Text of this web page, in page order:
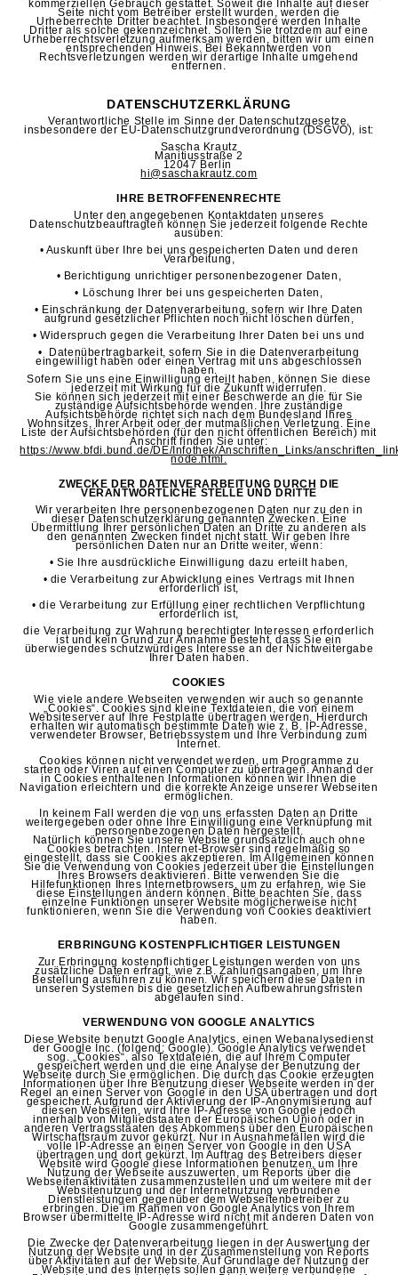
kommerziellen Gebrauch gestattet. Soweit die Inhalte auf dieser
Seite nicht vom Betreiber erstellt wurden, werden die
Urheberrechte Dritter beachtet. Insbesondere werden Inhalte
Dritter als solche gekennzeichnet. Sollten Sie trotzdem auf eine
Urheberrechtsverletzung aufmerksam werden, bitten wir um einen
entsprechenden Hinweis. Bei Bekanntwerden von
Rechtsverletzungen werden wir derartige Inhalte umgehend
entfernen.
DATENSCHUTZERKLÄRUNG
Verantwortliche Stelle im Sinne der Datenschutzgesetze,
insbesondere der EU-Datenschutzgrundverordnung (DSGVO), ist:
Sascha Krautz
Manitiusstraße 2
12047 Berlin
hi@saschakrautz.com
IHRE BETROFFENENRECHTE
Unter den angegebenen Kontaktdaten unseres
Datenschutzbeauftragten können Sie jederzeit folgende Rechte
ausüben:
• Auskunft über Ihre bei uns gespeicherten Daten und deren
Verarbeitung,
• Berichtigung unrichtiger personenbezogener Daten,
• Löschung Ihrer bei uns gespeicherten Daten,
• Einschränkung der Datenverarbeitung, sofern wir Ihre Daten
aufgrund gesetzlicher Pflichten noch nicht löschen dürfen,
• Widerspruch gegen die Verarbeitung Ihrer Daten bei uns und
• Datenübertragbarkeit, sofern Sie in die Datenverarbeitung
eingewilligt haben oder einen Vertrag mit uns abgeschlossen
haben.
Sofern Sie uns eine Einwilligung erteilt haben, können Sie diese
jederzeit mit Wirkung für die Zukunft widerrufen.
Sie können sich jederzeit mit einer Beschwerde an die für Sie
zuständige Aufsichtsbehörde wenden. Ihre zuständige
Aufsichtsbehörde richtet sich nach dem Bundesland Ihres
Wohnsitzes, Ihrer Arbeit oder der mutmaßlichen Verletzung. Eine
Liste der Aufsichtsbehörden (für den nicht öffentlichen Bereich) mit
Anschrift finden Sie unter:
https://www.bfdi.bund.de/DE/Infothek/Anschriften_Links/
node.html.
ZWECKE DER DATENVERARBEITUNG DURCH DIE
VERANTWORTLICHE STELLE UND DRITTE
Wir verarbeiten Ihre personenbezogenen Daten nur zu den in
dieser Datenschutzerklärung genannten Zwecken. Eine
Übermittlung Ihrer persönlichen Daten an Dritte zu anderen als
den genannten Zwecken findet nicht statt. Wir geben Ihre
persönlichen Daten nur an Dritte weiter, wenn:
• Sie Ihre ausdrückliche Einwilligung dazu erteilt haben,
• die Verarbeitung zur Abwicklung eines Vertrags mit Ihnen
erforderlich ist,
• die Verarbeitung zur Erfüllung einer rechtlichen Verpflichtung
erforderlich ist,
die Verarbeitung zur Wahrung berechtigter Interessen erforderlich
ist und kein Grund zur Annahme besteht, dass Sie ein
überwiegendes schutzwürdiges Interesse an der Nichtweitergabe
Ihrer Daten haben.
COOKIES
Wie viele andere Webseiten verwenden wir auch so genannte
„Cookies“. Cookies sind kleine Textdateien, die von einem
Websiteserver auf Ihre Festplatte übertragen werden. Hierdurch
erhalten wir automatisch bestimmte Daten wie z. B. IP-Adresse,
verwendeter Browser, Betriebssystem und Ihre Verbindung zum
Internet.
Cookies können nicht verwendet werden, um Programme zu
starten oder Viren auf einen Computer zu übertragen. Anhand der
in Cookies enthaltenen Informationen können wir Ihnen die
Navigation erleichtern und die korrekte Anzeige unserer Webseiten
ermöglichen.
In keinem Fall werden die von uns erfassten Daten an Dritte
weitergegeben oder ohne Ihre Einwilligung eine Verknüpfung mit
personenbezogenen Daten hergestellt.
Natürlich können Sie unsere Website grundsätzlich auch ohne
Cookies betrachten. Internet-Browser sind regelmäßig so
eingestellt, dass sie Cookies akzeptieren. Im Allgemeinen können
Sie die Verwendung von Cookies jederzeit über die Einstellungen
Ihres Browsers deaktivieren. Bitte verwenden Sie die
Hilfefunktionen Ihres Internetbrowsers, um zu erfahren, wie Sie
diese Einstellungen ändern können. Bitte beachten Sie, dass
einzelne Funktionen unserer Website möglicherweise nicht
funktionieren, wenn Sie die Verwendung von Cookies deaktiviert
haben.
ERBRINGUNG KOSTENPFLICHTIGER LEISTUNGEN
Zur Erbringung kostenpflichtiger Leistungen werden von uns
zusätzliche Daten erfragt, wie z.B. Zahlungsangaben, um Ihre
Bestellung ausführen zu können. Wir speichern diese Daten in
unseren Systemen bis die gesetzlichen Aufbewahrungsfristen
abgelaufen sind.
VERWENDUNG VON GOOGLE ANALYTICS
Diese Website benutzt Google Analytics, einen Webanalysedienst
der Google Inc. (folgend: Google). Google Analytics verwendet
sog. „Cookies“, also Textdateien, die auf Ihrem Computer
gespeichert werden und die eine Analyse der Benutzung der
Webseite durch Sie ermöglichen. Die durch das Cookie erzeugten
Informationen über Ihre Benutzung dieser Webseite werden in der
Regel an einen Server von Google in den USA übertragen und dort
gespeichert. Aufgrund der Aktivierung der IP-Anonymisierung auf
diesen Webseiten, wird Ihre IP-Adresse von Google jedoch
innerhalb von Mitgliedstaaten der Europäischen Union oder in
anderen Vertragsstaaten des Abkommens über den Europäischen
Wirtschaftsraum zuvor gekürzt. Nur in Ausnahmefällen wird die
volle IP-Adresse an einen Server von Google in den USA
übertragen und dort gekürzt. Im Auftrag des Betreibers dieser
Website wird Google diese Informationen benutzen, um Ihre
Nutzung der Webseite auszuwerten, um Reports über die
Webseitenaktivitäten zusammenzustellen und um weitere mit der
Websitenutzung und der Internetnutzung verbundene
Dienstleistungen gegenüber dem Webseitenbetreiber zu
erbringen. Die im Rahmen von Google Analytics von Ihrem
Browser übermittelte IP-Adresse wird nicht mit anderen Daten von
Google zusammengeführt.
Die Zwecke der Datenverarbeitung liegen in der Auswertung der
Nutzung der Website und in der Zusammenstellung von Reports
über Aktivitäten auf der Website. Auf Grundlage der Nutzung der
Website und des Internets sollen dann weitere verbundene